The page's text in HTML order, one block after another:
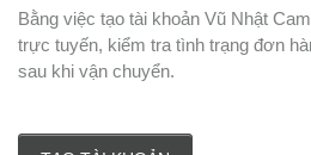
Bằng việc tạo tài khoản Vũ Nhật
trực tuyến, kiểm tra tình trạng đơn
sau khi vận chuyển.